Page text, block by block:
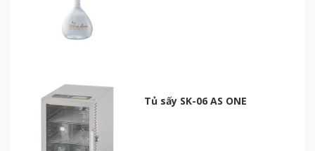
Tủ sấy SK-06 AS ONE